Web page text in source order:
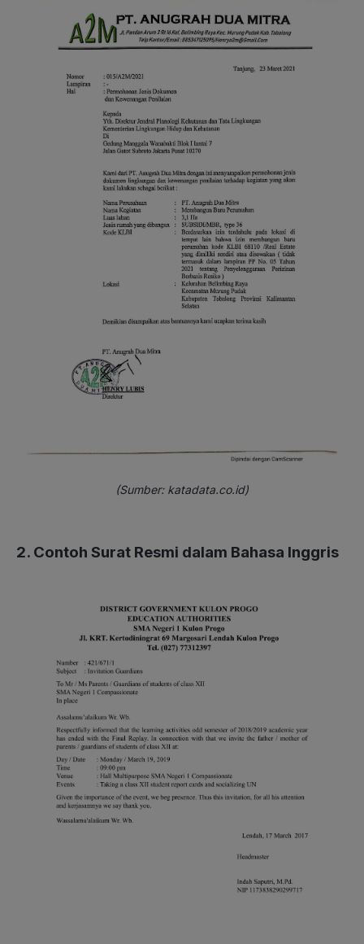
(Sumber: katadata.co.id)
2. Contoh Surat Resmi dalam Bahasa Inggris